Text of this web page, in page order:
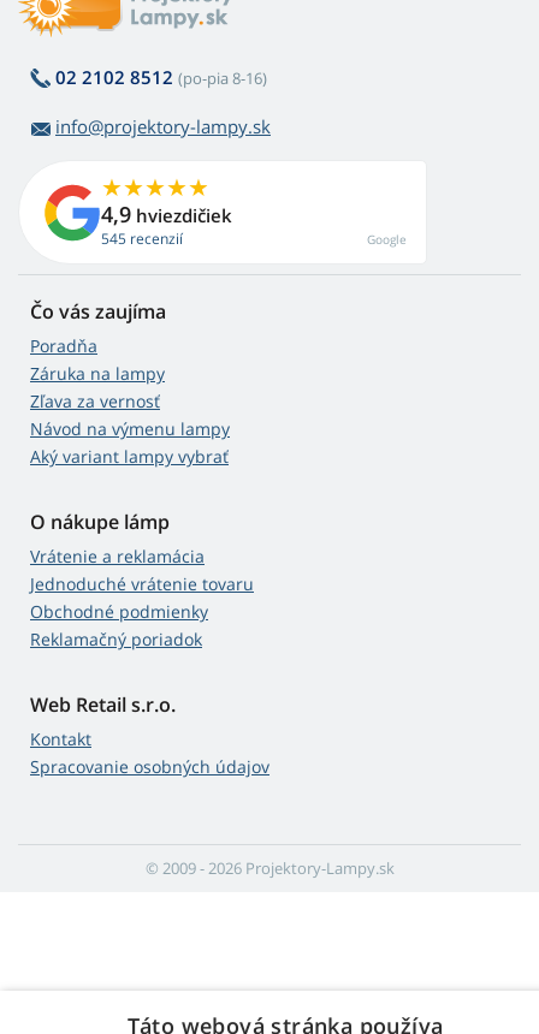
02 2102 8512 (po-pia 8-16)
info@projektory-lampy.sk
4,9 hviezdičiek
545 recenzií Google
Čo vás zaujíma
Poradňa
Záruka na lampy
Zľava za vernosť
Návod na výmenu lampy
Aký variant lampy vybrať
O nákupe lámp
Vrátenie a reklamácia
Jednoduché vrátenie tovaru
Obchodné podmienky
Reklamačný poriadok
Web Retail s.r.o.
Kontakt
Spracovanie osobných údajov
© 2009 - 2026 Projektory-Lampy.sk
Táto webová stránka používa